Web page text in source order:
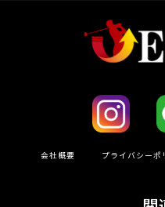
会社概要 プライバシーポ